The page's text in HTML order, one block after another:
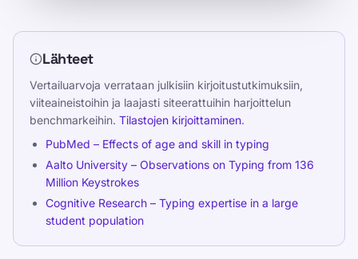
Lähteet
Vertailuarvoja verrataan julkisiin kirjoitustutkimuksiin,
viiteaineistoihin ja laajasti siteerattuihin harjoittelun
benchmarkeihin. Tilastojen kirjoittaminen.
PubMed – Effects of age and skill in typing
Aalto University – Observations on Typing from 136
Million Keystrokes
Cognitive Research – Typing expertise in a large
student population